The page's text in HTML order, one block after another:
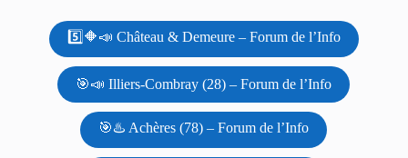
5️⃣🔶📣 Château & Demeure – Forum de l’Info
🎯📣 Illiers-Combray (28) – Forum de l’Info
🎯♨️ Achères (78) – Forum de l’Info